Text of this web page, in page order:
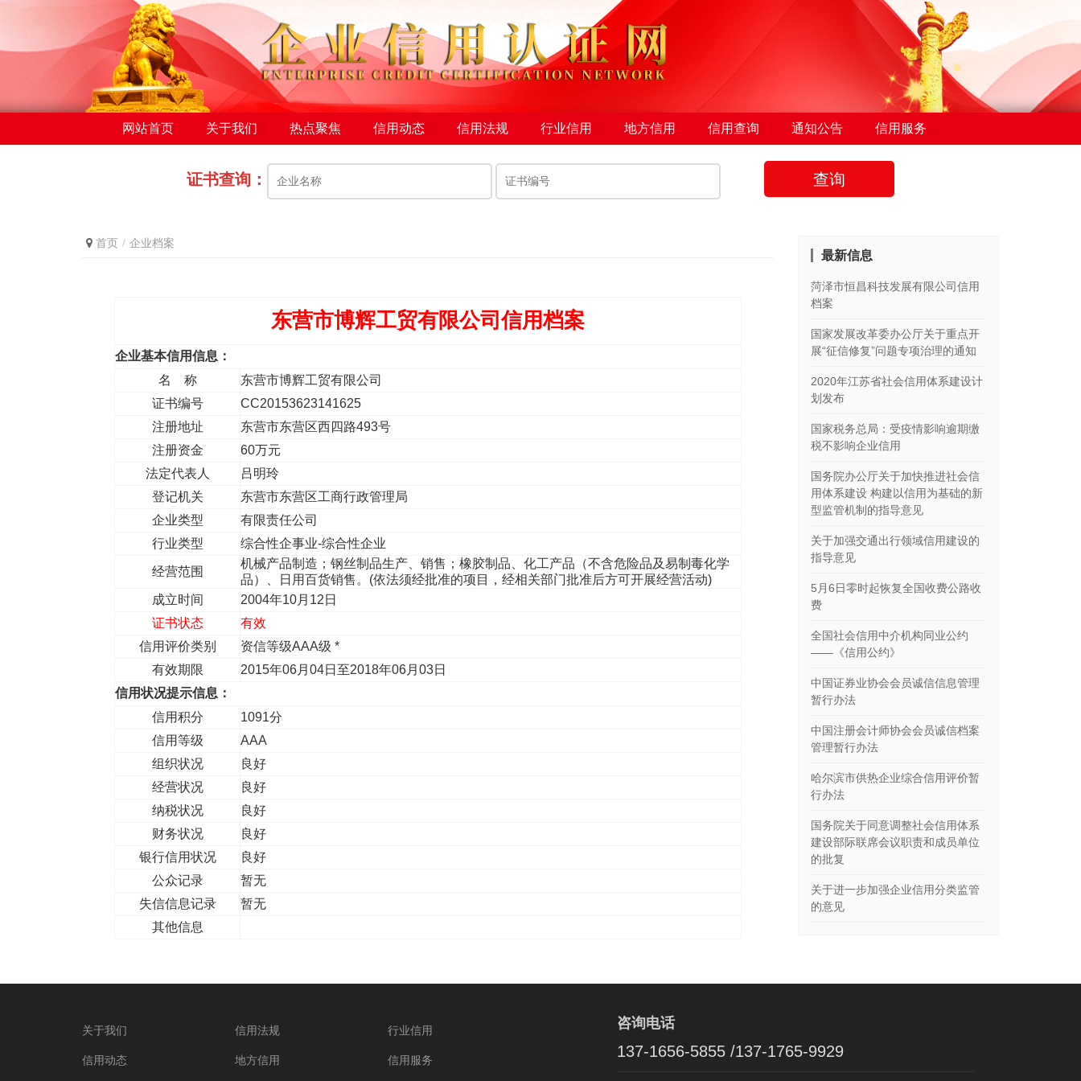
网站首页 关于我们 热点聚焦 信用动态 信用法规 行业信用 地方信用 信用查询 通知公告 信用服务
证书查询： 查询
首页 企业档案
东营市博辉工贸有限公司信用档案
企业基本信用信息：
名 称
东营市博辉工贸有限公司
证书编号
CC20153623141625
注册地址
东营市东营区西四路493号
注册资金
60万元
法定代表人
吕明玲
登记机关
东营市东营区工商行政管理局
企业类型
有限责任公司
行业类型
综合性企事业-综合性企业
经营范围
机械产品制造；钢丝制品生产、销售；橡胶制品、化工产品（不含危险品及易制毒化学
品）、日用百货销售。(依法须经批准的项目，经相关部门批准后方可开展经营活动)
成立时间
2004年10月12日
证书状态
有效
信用评价类别
资信等级AAA级 *
有效期限
2015年06月04日至2018年06月03日
信用状况提示信息：
信用积分
1091分
信用等级
AAA
组织状况
良好
经营状况
良好
纳税状况
良好
财务状况
良好
银行信用状况
良好
公众记录
暂无
失信信息记录
暂无
其他信息
最新信息
菏泽市恒昌科技发展有限公司信用
档案
国家发展改革委办公厅关于重点开
展“征信修复”问题专项治理的通知
2020年江苏省社会信用体系建设计
划发布
国家税务总局：受疫情影响逾期缴
税不影响企业信用
国务院办公厅关于加快推进社会信
用体系建设 构建以信用为基础的新
型监管机制的指导意见
关于加强交通出行领域信用建设的
指导意见
5月6日零时起恢复全国收费公路收
费
全国社会信用中介机构同业公约
——《信用公约》
中国证券业协会会员诚信信息管理
暂行办法
中国注册会计师协会会员诚信档案
管理暂行办法
哈尔滨市供热企业综合信用评价暂
行办法
国务院关于同意调整社会信用体系
建设部际联席会议职责和成员单位
的批复
关于进一步加强企业信用分类监管
的意见
关于我们
信用动态
信用法规
地方信用
行业信用
信用服务
咨询电话
137-1656-5855 /137-1765-9929